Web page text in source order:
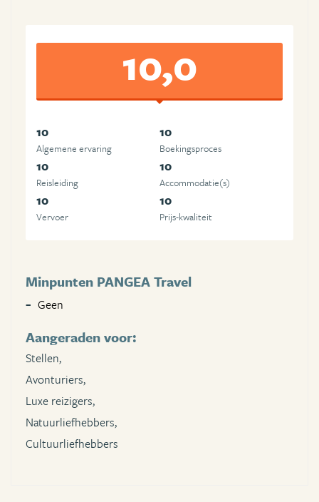
10,0
10
Algemene ervaring
10
Boekingsproces
10
Reisleiding
10
Accommodatie(s)
10
Vervoer
10
Prijs-kwaliteit
Minpunten PANGEA Travel
Geen
Aangeraden voor:
Stellen,
Avonturiers,
Luxe reizigers,
Natuurliefhebbers,
Cultuurliefhebbers